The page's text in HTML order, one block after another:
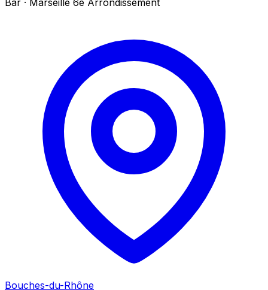
Bouches-du-Rhône